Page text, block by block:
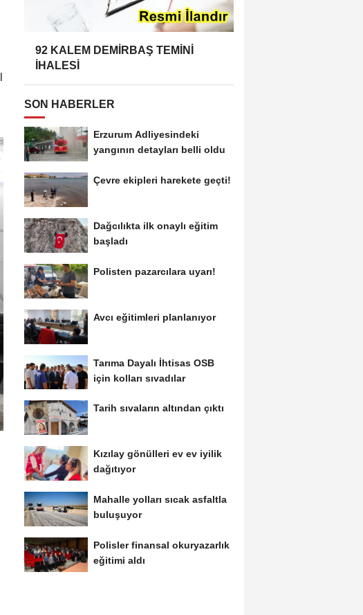
92 KALEM DEMİRBAŞ TEMİNİ
İHALESİ
SON HABERLER
Erzurum Adliyesindeki
yangının detayları belli oldu
Çevre ekipleri harekete geçti!
Dağcılıkta ilk onaylı eğitim
başladı
Polisten pazarcılara uyarı!
Avcı eğitimleri planlanıyor
Tarıma Dayalı İhtisas OSB
için kolları sıvadılar
Tarih sıvaların altından çıktı
Kızılay gönülleri ev ev iyilik
dağıtıyor
Mahalle yolları sıcak asfaltla
buluşuyor
Polisler finansal okuryazarlık
eğitimi aldı